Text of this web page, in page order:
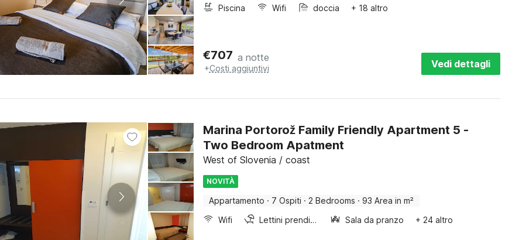
Piscina
Wifi doccia + 18 altro
€707 a notte
+Costi aggiuntivi Vedi dettagli
Marina Portorož Family Friendly Apartment 5 -
Two Bedroom Apatment
West of Slovenia / coast
NOVITÀ
Appartamento · 7 Ospiti · 2 Bedrooms · 93 Area in m²
Wifi
Lettini prendisole Sala da pranzo + 24 altro